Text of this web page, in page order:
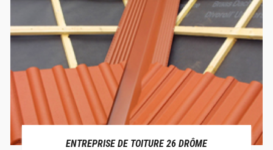
ENTREPRISE DE TOITURE 26 DRÔME